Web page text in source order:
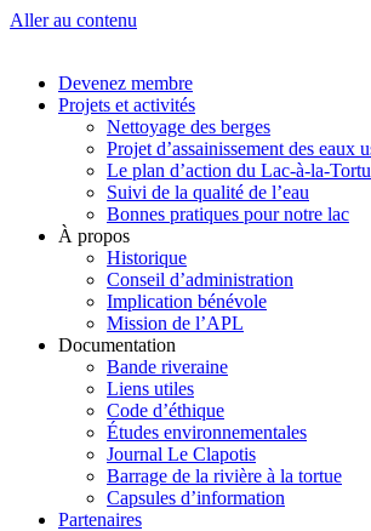
Aller au contenu
Devenez membre
Projets et activités
Nettoyage des berges
Projet d’assainissement des eaux
Le plan d’action du Lac-à-la-
Suivi de la qualité de l’eau
Bonnes pratiques pour notre lac
À propos
Historique
Conseil d’administration
Implication bénévole
Mission de l’APL
Documentation
Bande riveraine
Liens utiles
Code d’éthique
Études environnementales
Journal Le Clapotis
Barrage de la rivière à la tortue
Capsules d’information
Partenaires